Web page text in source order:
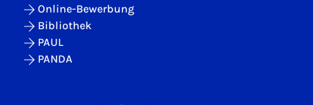
Online-Bewerbung
Bibliothek
PAUL
PANDA